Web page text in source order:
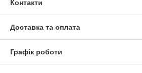
Контакти
Доставка та оплата
Графік роботи